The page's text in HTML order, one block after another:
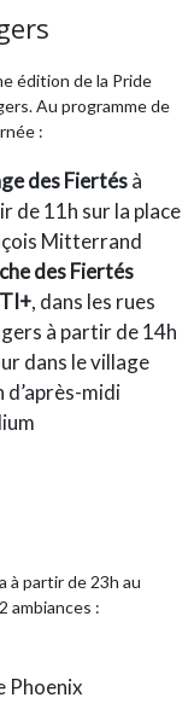
édition de la Pride
Au programme de
:
des Fiertésà
de 11h sur la place
Mitterrand
des Fiertés
, dans les rues
à partir de 14h
dans le village
d’après-midi
à partir de 23h au
ambiances :
Phoenix